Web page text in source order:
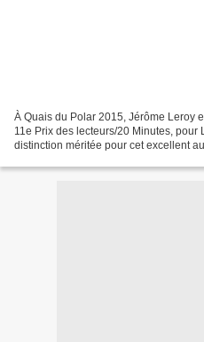
À Quais du Polar 2015, Jérôme Leroy
11e Prix des lecteurs/20 Minutes,
distinction méritée pour cet excellent